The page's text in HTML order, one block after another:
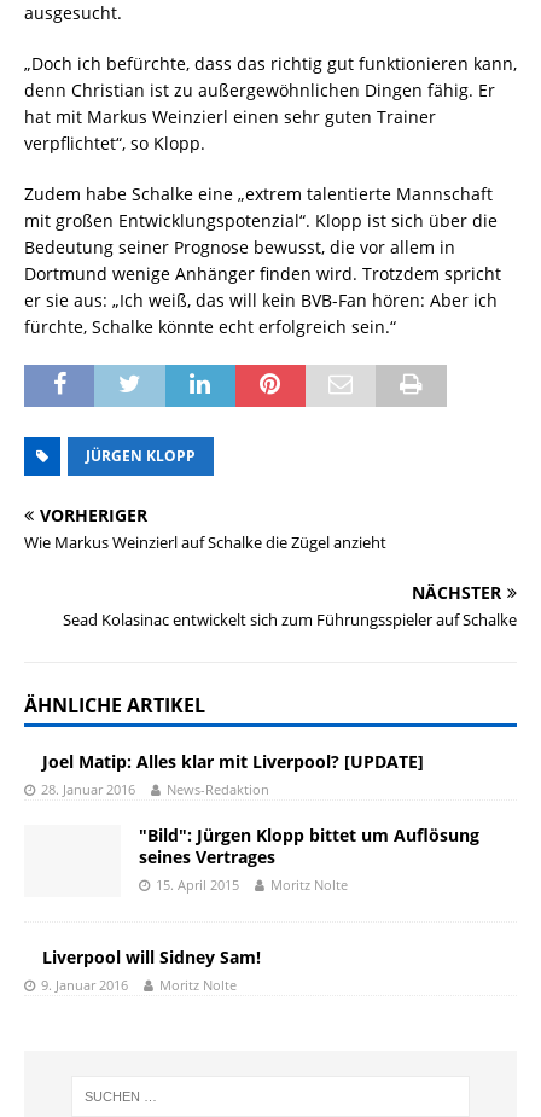
ausgesucht.
„Doch ich befürchte, dass das richtig gut funktionieren kann,
denn Christian ist zu außergewöhnlichen Dingen fähig. Er
hat mit Markus Weinzierl einen sehr guten Trainer
verpflichtet“, so Klopp.
Zudem habe Schalke eine „extrem talentierte Mannschaft
mit großen Entwicklungspotenzial“. Klopp ist sich über die
Bedeutung seiner Prognose bewusst, die vor allem in
Dortmund wenige Anhänger finden wird. Trotzdem spricht
er sie aus: „Ich weiß, das will kein BVB-Fan hören: Aber ich
fürchte, Schalke könnte echt erfolgreich sein.“
JÜRGEN KLOPP
VORHERIGER
Wie Markus Weinzierl auf Schalke die Zügel anzieht
NÄCHSTER
Sead Kolasinac entwickelt sich zum Führungsspieler auf Schalke
ÄHNLICHE ARTIKEL
Joel Matip: Alles klar mit Liverpool? [UPDATE]
28. Januar 2016 News-Redaktion
"Bild": Jürgen Klopp bittet um Auflösung
seines Vertrages
15. April 2015 Moritz Nolte
Liverpool will Sidney Sam!
9. Januar 2016 Moritz Nolte